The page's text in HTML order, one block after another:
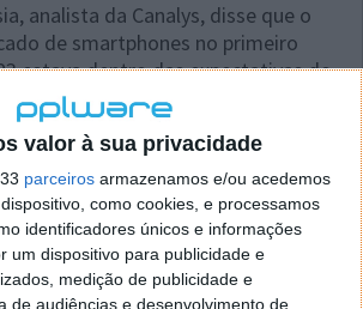
valor à sua privacidade
parceiros armazenamos e/ou acedemos
como cookies, e processamos
identificadores únicos e informações
um dispositivo para publicidade e
medição de publicidade e
de audiências e desenvolvimento de
analista da Canalys, disse que o
de smartphones no primeiro
estava dentro das expectativas de
condições macroeconómicas locais
os investimentos e as
em diversos mercados.
de preços e das grandes
a procura do
lenta, principalmente no
custo devido à alta inflação que
e os gastos do consumidor.